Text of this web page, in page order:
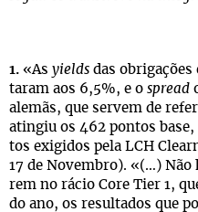
1. «As yields das
ta­ram aos 6,5%, e o spread
ale­mãs, que ser­vem de
atin­giu os 462 pon­tos
tos exi­gi­dos pela LCH
17 de Novem­bro). «(…)
rem no rácio Core Tier 1,
do ano, os resul­ta­dos que